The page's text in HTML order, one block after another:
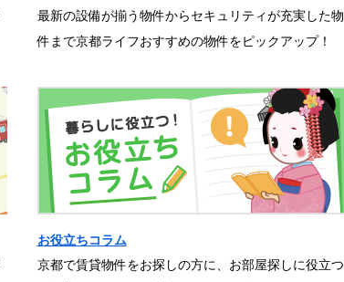
最新の設備が揃う物件からセキュリティが充実した物
件まで京都ライフおすすめの物件をピックアップ！
お役立ちコラム
京都で賃貸物件をお探しの方に、お部屋探しに役立つ